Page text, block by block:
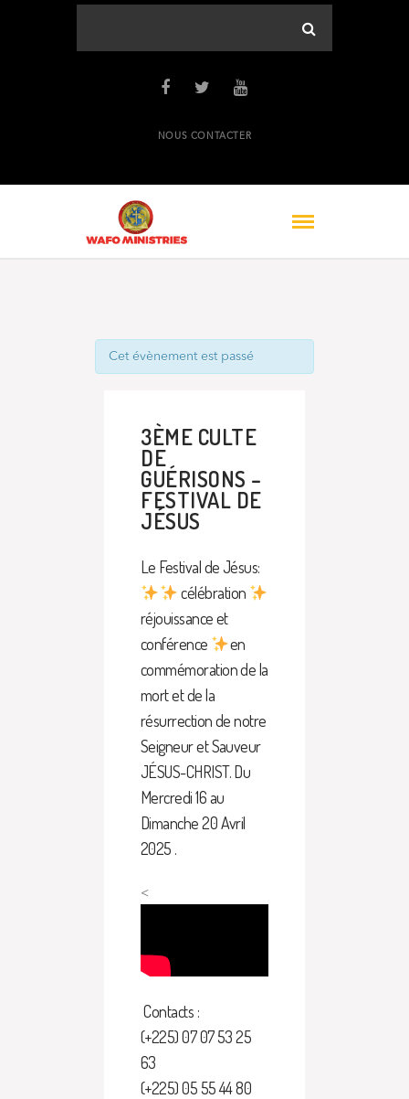
NOUS CONTACTER
Cet évènement est passé
3ÈME CULTE
DE
GUÉRISONS –
FESTIVAL DE
JÉSUS
Le Festival de Jésus:
célébration
réjouissance et
conférence
en
commémoration de la
mort et de la
résurrection de notre
Seigneur et Sauveur
JÉSUS-CHRIST. Du
Mercredi 16 au
Dimanche 20 Avril
2025 .
<
Contacts :
(+225) 07 07 53 25
63
(+225) 05 55 44 80